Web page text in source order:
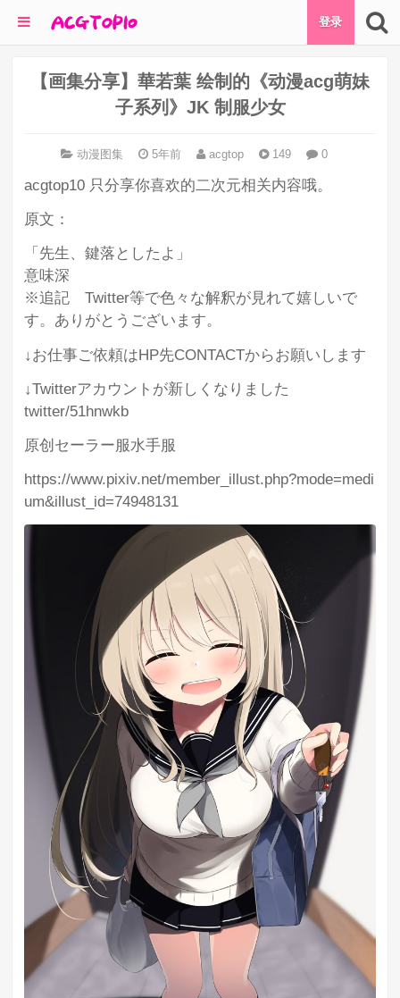
登录
【画集分享】華若葉 绘制的《动漫acg萌妹
子系列》JK 制服少女
动漫图集 5年前 acgtop 149 0
acgtop10 只分享你喜欢的二次元相关内容哦。
原文：
「先生、鍵落としたよ」
意味深
※追記 Twitter等で色々な解釈が見れて嬉しいで
す。ありがとうございます。
↓お仕事ご依頼はHP先CONTACTからお願いします
↓Twitterアカウントが新しくなりました
twitter/51hnwkb
原创セーラー服水手服
https://www.pixiv.net/member_illust.php?mode=medi
um&illust_id=74948131